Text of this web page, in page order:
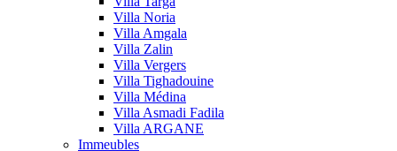
Villa Noria
Villa Amgala
Villa Zalin
Villa Vergers
Villa Tighadouine
Villa Médina
Villa Asmadi Fadila
Villa ARGANE
Immeubles